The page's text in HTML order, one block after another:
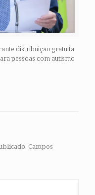
distribuição gratuita
pessoas com autismo
Campos